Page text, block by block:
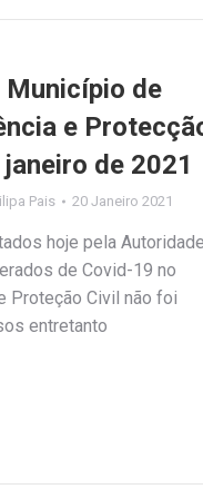
Município de
e
de 2021
Pais 20 Janeiro 2021
hoje pela Autoridade
de Covid-19 no
Proteção Civil não foi
entretanto